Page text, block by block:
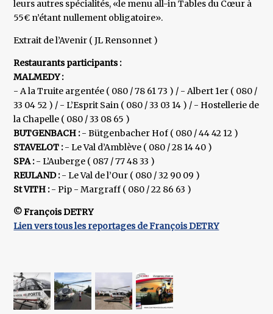
leurs autres spécialités, «le menu all-in Tables du Cœur à
55€ n’étant nullement obligatoire».
Extrait de l’Avenir ( JL Rensonnet )
Restaurants participants :
MALMEDY :
- A la Truite argentée ( 080 / 78 61 73 ) / - Albert 1er ( 080 /
33 04 52 ) / - L’Esprit Sain ( 080 / 33 03 14 ) / - Hostellerie de
la Chapelle ( 080 / 33 08 65 )
BUTGENBACH :- Bütgenbacher Hof ( 080 / 44 42 12 )
STAVELOT :- Le Val d’Amblève ( 080 / 28 14 40 )
SPA :- L’Auberge ( 087 / 77 48 33 )
REULAND :- Le Val de l’Our ( 080 / 32 90 09 )
St VITH :- Pip - Margraff ( 080 / 22 86 63 )
© François DETRY
Lien vers tous les reportages de François DETRY